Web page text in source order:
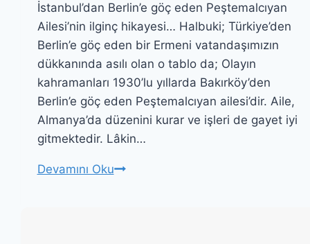
İstanbul’dan Berlin’e göç eden Peştemalcıyan
Ailesi’nin ilginç hikayesi… Halbuki; Türkiye’den
Berlin’e göç eden bir Ermeni vatandaşımızın
dükkanında asılı olan o tablo da; Olayın
kahramanları 1930’lu yıllarda Bakırköy’den
Berlin’e göç eden Peştemalcıyan ailesi’dir. Aile,
Almanya’da düzenini kurar ve işleri de gayet iyi
gitmektedir. Lâkin…
Devamını OkuŞİMDİ